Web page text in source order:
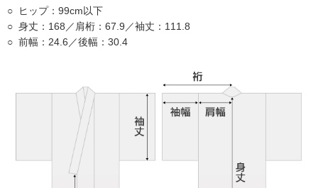
ヒップ：99cm以下
身丈：168／肩桁：67.9／袖丈：111.8
前幅：24.6／後幅：30.4